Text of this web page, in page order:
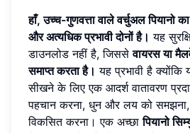
हाँ, उच्च-गुणवत्ता वाले वर्चुअल पियानो
और अत्यधिक प्रभावी दोनों है। यह
डाउनलोड नहीं है, जिससेवायरस या
समाप्त करता है। यह प्रभावी है क्योंकि
सीखने के लिए एक आदर्श वातावरण
पहचान करना, धुन और लय को
विकसित करना। एक अच्छापियानो